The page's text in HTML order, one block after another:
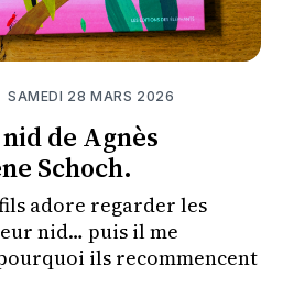
SAMEDI 28 MARS 2026
de Agnès
Schoch.
adore regarder les
nid… puis il me
ils recommencent